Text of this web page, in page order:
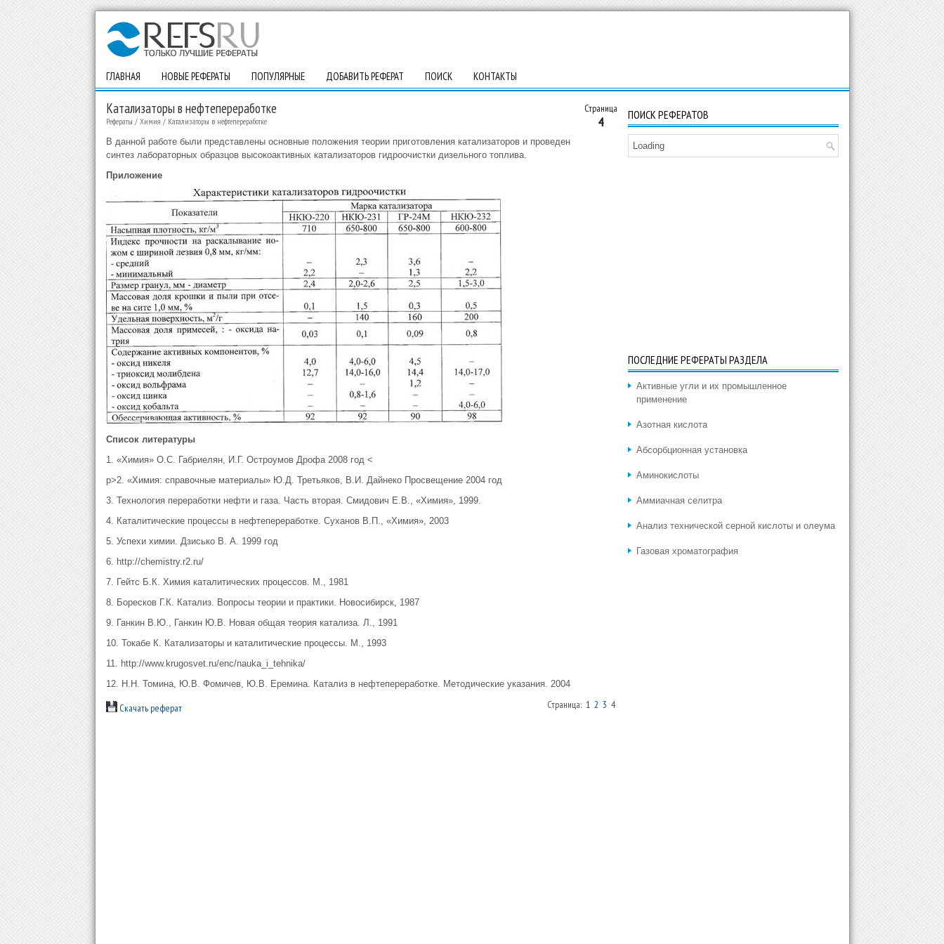
ГЛАВНАЯ НОВЫЕ РЕФЕРАТЫ ПОПУЛЯРНЫЕ ДОБАВИТЬ РЕФЕРАТ ПОИСК КОНТАКТЫ
Страница
4
Катализаторы в нефтепереработке
Рефераты / Химия / Катализаторы в нефтепереработке
В данной работе были представлены основные положения теории приготовления катализаторов и проведен
синтез лабораторных образцов высокоактивных катализаторов гидроочистки дизельного топлива.
Приложение
Список литературы
1. «Химия» О.С. Габриелян, И.Г. Остроумов Дрофа 2008 год <
p>2. «Химия: справочные материалы» Ю.Д. Третьяков, В.И. Дайнеко Просвещение 2004 год
3. Технология переработки нефти и газа. Часть вторая. Смидович Е.В., «Химия», 1999.
4. Каталитические процессы в нефтепереработке. Суханов В.П., «Химия», 2003
5. Успехи химии. Дзисько В. А. 1999 год
6. http://chemistry.r2.ru/
7. Гейтс Б.К. Химия каталитических процессов. М., 1981
8. Боресков Г.К. Катализ. Вопросы теории и практики. Новосибирск, 1987
9. Ганкин В.Ю., Ганкин Ю.В. Новая общая теория катализа. Л., 1991
10. Токабе К. Катализаторы и каталитические процессы. М., 1993
11. http://www.krugosvet.ru/enc/nauka_i_tehnika/
12. Н.Н. Томина, Ю.В. Фомичев, Ю.В. Еремина. Катализ в нефтепереработке. Методические указания. 2004
Скачать реферат Страница: 1 2 3 4
ПОИСК РЕФЕРАТОВ
Loading
ПОСЛЕДНИЕ РЕФЕРАТЫ РАЗДЕЛА
Активные угли и их промышленное
применение
Азотная кислота
Абсорбционная установка
Аминокислоты
Аммиачная селитра
Анализ технической серной кислоты и олеума
Газовая хроматография